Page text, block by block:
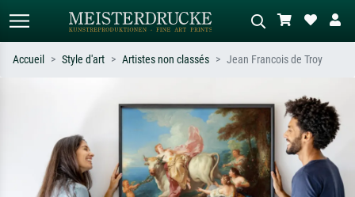
Recherchez par artiste, titre ou style –
ex. Monet, Nuit étoilée,
impressionnisme, vague de Hokusai,
nu.
Décrivez la scène – ex. prairie verte,
abstrait avec beaucoup de rouge,
tableau sombre, nu debout près d'un
arbre.
Accueil Style d'art Artistes non classés Jean Francois de Troy